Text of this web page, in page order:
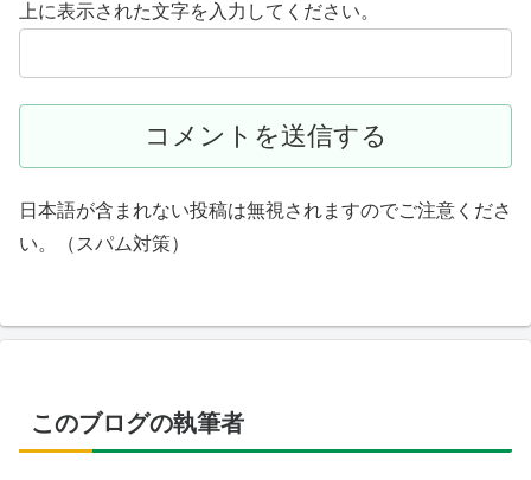
上に表示された文字を入力してください。
日本語が含まれない投稿は無視されますのでご注意くださ
い。（スパム対策）
このブログの執筆者